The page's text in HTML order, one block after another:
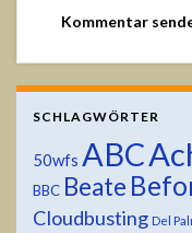
SCHLAGWÖRTER
50wfs ABC
BBC Beate
Cloudbusting Del